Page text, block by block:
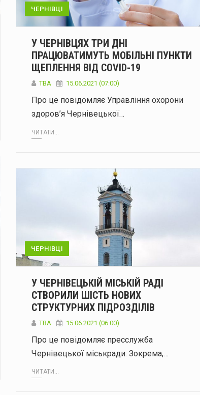
ЧЕРНІВЦІ
У ЧЕРНІВЦЯХ ТРИ ДНІ
ПРАЦЮВАТИМУТЬ МОБІЛЬНІ ПУНКТИ
ЩЕПЛЕННЯ ВІД COVID-19
ТВА 15.06.2021 (07:00)
Про це повідомляє Управління охорони
здоров’я Чернівецької…
ЧИТАТИ...
ЧЕРНІВЦІ
У ЧЕРНІВЕЦЬКІЙ МІСЬКІЙ РАДІ
СТВОРИЛИ ШІСТЬ НОВИХ
СТРУКТУРНИХ ПІДРОЗДІЛІВ
ТВА 15.06.2021 (06:00)
Про це повідомляє пресслужба
Чернівецької міськради. Зокрема,…
ЧИТАТИ...